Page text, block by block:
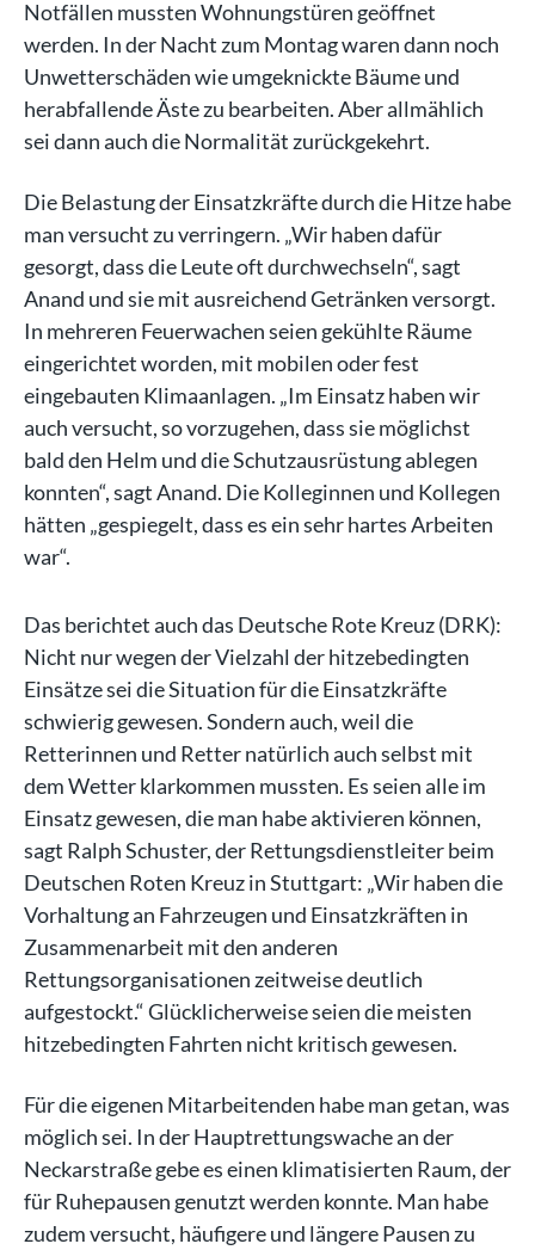
Notfällen mussten Wohnungstüren geöffnet
werden. In der Nacht zum Montag waren dann noch
Unwetterschäden wie umgeknickte Bäume und
herabfallende Äste zu bearbeiten. Aber allmählich
sei dann auch die Normalität zurückgekehrt.
Die Belastung der Einsatzkräfte durch die Hitze habe
man versucht zu verringern. „Wir haben dafür
gesorgt, dass die Leute oft durchwechseln“, sagt
Anand und sie mit ausreichend Getränken versorgt.
In mehreren Feuerwachen seien gekühlte Räume
eingerichtet worden, mit mobilen oder fest
eingebauten Klimaanlagen. „Im Einsatz haben wir
auch versucht, so vorzugehen, dass sie möglichst
bald den Helm und die Schutzausrüstung ablegen
konnten“, sagt Anand. Die Kolleginnen und Kollegen
hätten „gespiegelt, dass es ein sehr hartes Arbeiten
war“.
Das berichtet auch das Deutsche Rote Kreuz (DRK):
Nicht nur wegen der Vielzahl der hitzebedingten
Einsätze sei die Situation für die Einsatzkräfte
schwierig gewesen. Sondern auch, weil die
Retterinnen und Retter natürlich auch selbst mit
dem Wetter klarkommen mussten. Es seien alle im
Einsatz gewesen, die man habe aktivieren können,
sagt Ralph Schuster, der Rettungsdienstleiter beim
Deutschen Roten Kreuz in Stuttgart: „Wir haben die
Vorhaltung an Fahrzeugen und Einsatzkräften in
Zusammenarbeit mit den anderen
Rettungsorganisationen zeitweise deutlich
aufgestockt.“ Glücklicherweise seien die meisten
hitzebedingten Fahrten nicht kritisch gewesen.
Für die eigenen Mitarbeitenden habe man getan, was
möglich sei. In der Hauptrettungswache an der
Neckarstraße gebe es einen klimatisierten Raum, der
für Ruhepausen genutzt werden konnte. Man habe
zudem versucht, häufigere und längere Pausen zu